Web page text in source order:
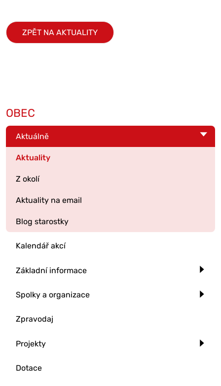
ZPĚT NA AKTUALITY
OBEC
Aktuálně
Aktuality
Z okolí
Aktuality na email
Blog starostky
Kalendář akcí
Základní informace
Spolky a organizace
Zpravodaj
Projekty
Dotace